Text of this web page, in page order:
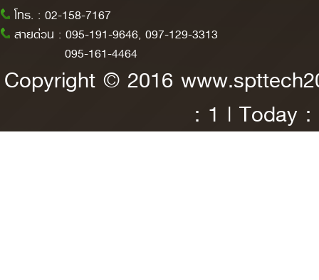
โทร. : 02-158-7167
สายด่วน : 095-191-9646, 097-129-3313
095-161-4464
Copyright © 2016
: 1 | Today